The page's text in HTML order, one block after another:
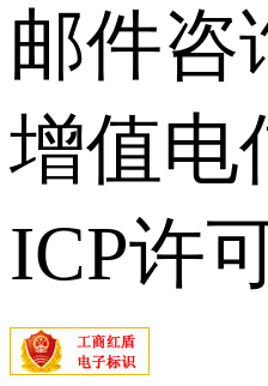
邮件咨
增值电
ICP许